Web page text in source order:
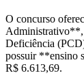
O concurso
Administrativo**,
Deficiência
possuir **ensino
R$ 6.613,69.